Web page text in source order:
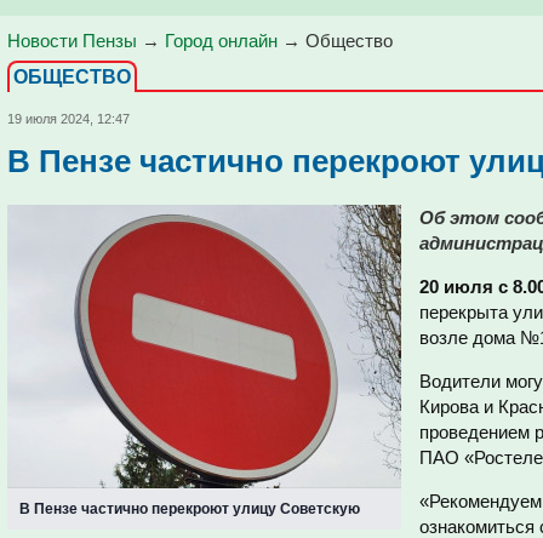
Новости Пензы → Город онлайн → Общество
ОБЩЕСТВО
19 июля 2024, 12:47
В Пензе частично перекроют
В Пензе частично перекроют улицу Советскую
Об этом
20 июля с
перекрыта
возле дома
Водители
Кирова и
проведением
ПАО
ознакомиться